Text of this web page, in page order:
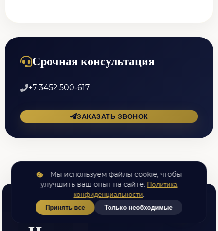
Срочная консультация
+7 3452 500-617
ЗАКАЗАТЬ ЗВОНОК
ПОЧЕМУ ВЫБИРАЮТ НАС
Мы используем файлы cookie, чтобы
улучшить ваш опыт на сайте. Политика
конфиденциальности.
Принять все Только необходимые